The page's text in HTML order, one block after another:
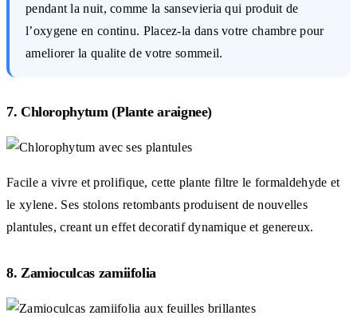
pendant la nuit, comme la sansevieria qui produit de
l’oxygene en continu. Placez-la dans votre chambre pour
ameliorer la qualite de votre sommeil.
7. Chlorophytum (Plante araignee)
Facile a vivre et prolifique, cette plante filtre le formaldehyde et
le xylene. Ses stolons retombants produisent de nouvelles
plantules, creant un effet decoratif dynamique et genereux.
8. Zamioculcas zamiifolia